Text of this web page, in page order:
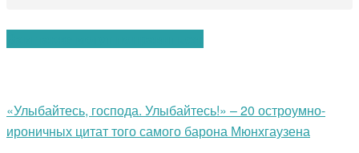
«Улыбайтесь, господа. Улыбайтесь!» – 20 остроумно-
ироничных цитат того самого барона Мюнхгаузена